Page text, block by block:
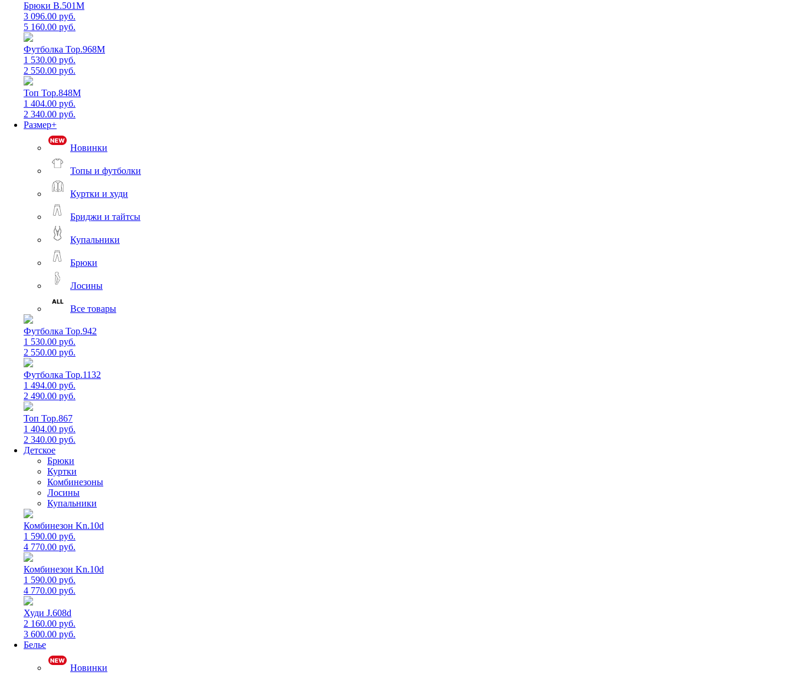
Брюки B.501M
3 096.00 руб.
5 160.00 руб.
Футболка Top.968M
1 530.00 руб.
2 550.00 руб.
Топ Top.848M
1 404.00 руб.
2 340.00 руб.
Размер+
Новинки
Топы и футболки
Куртки и худи
Бриджи и тайтсы
Купальники
Брюки
Лосины
Все товары
Футболка Top.942
1 530.00 руб.
2 550.00 руб.
Футболка Top.1132
1 494.00 руб.
2 490.00 руб.
Топ Top.867
1 404.00 руб.
2 340.00 руб.
Детское
Брюки
Куртки
Комбинезоны
Лосины
Купальники
Комбинезон Kn.10d
1 590.00 руб.
4 770.00 руб.
Комбинезон Kn.10d
1 590.00 руб.
4 770.00 руб.
Худи J.608d
2 160.00 руб.
3 600.00 руб.
Белье
Новинки